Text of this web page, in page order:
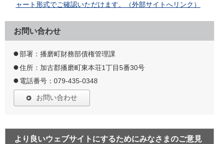
ャート形式でご確認いただけます。（外部サイトへリンク）
お問い合わせ
部署：播磨町財務部債権管理課
住所：加古郡播磨町東本荘1丁目5番30号
電話番号：079-435-0348
お問い合わせ
より良いウェブサイトにするためにみなさまのご意見